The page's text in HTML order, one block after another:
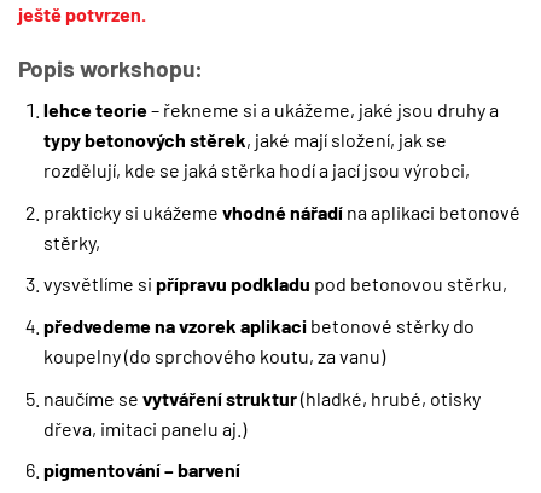
ještě potvrzen.
Popis workshopu:
lehce teorie– řekneme si a ukážeme, jaké jsou druhy a
typy betonových stěrek, jaké mají složení, jak se
rozdělují, kde se jaká stěrka hodí a jací jsou výrobci,
prakticky si ukážeme vhodné nářadína aplikaci betonové
stěrky,
vysvětlíme si přípravu podkladu pod betonovou stěrku,
předvedeme na vzorek aplikacibetonové stěrky do
koupelny (do sprchového koutu, za vanu)
naučíme se vytváření struktur(hladké, hrubé, otisky
dřeva, imitaci panelu aj.)
pigmentování – barvení